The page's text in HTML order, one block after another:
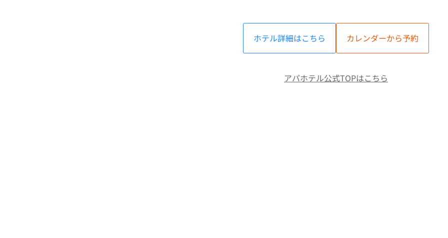
ホテル詳細はこちら カレンダーから予約
アパホテル公式TOPはこちら